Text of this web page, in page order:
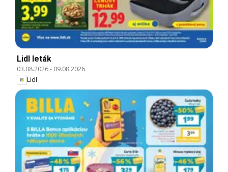
Lidl leták
03.08.2026- 09.08.2026
Lidl